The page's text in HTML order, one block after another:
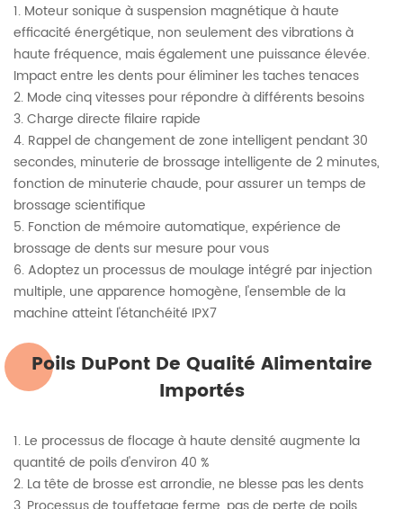
1. Moteur sonique à suspension magnétique à haute
efficacité énergétique, non seulement des vibrations à
haute fréquence, mais également une puissance élevée.
Impact entre les dents pour éliminer les taches tenaces
2. Mode cinq vitesses pour répondre à différents besoins
3. Charge directe filaire rapide
4. Rappel de changement de zone intelligent pendant 30
secondes, minuterie de brossage intelligente de 2 minutes,
fonction de minuterie chaude, pour assurer un temps de
brossage scientifique
5. Fonction de mémoire automatique, expérience de
brossage de dents sur mesure pour vous
6. Adoptez un processus de moulage intégré par injection
multiple, une apparence homogène, l'ensemble de la
machine atteint l'étanchéité IPX7
Poils DuPont De Qualité Alimentaire
Importés
1. Le processus de flocage à haute densité augmente la
quantité de poils d'environ 40 %
2. La tête de brosse est arrondie, ne blesse pas les dents